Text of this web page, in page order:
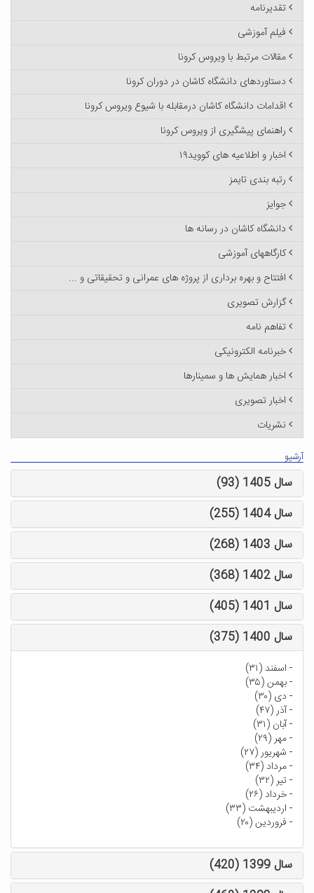
تقدیرنامه
فیلم آموزشی
مقالات مرتبط با ویروس کرونا
دستاوردهای دانشگاه کاشان در دوران کرونا
اقدامات دانشگاه کاشان درمقابله با شیوع ویروس کرونا
راهنمای پیشگیری از ویروس کرونا
اخبار و اطلاعیه های کووید۱۹
رتبه بندی تایمز
جوایز
دانشگاه کاشان در رسانه ها
کارگاههای آموزشی
افتتاح و بهره برداری از پروژه های عمرانی و تحقیقاتی و ...
گزارش تصویری
تفاهم نامه
خبرنامه الکترونیکی
اخبار همایش ها و سمینارها
اخبار تصویری
نشریات
آرشیو
سال 1405 (93)
سال 1404 (255)
سال 1403 (268)
سال 1402 (368)
سال 1401 (405)
سال 1400 (375)
- اسفند (۳۱)
-بهمن (۳۵)
- دی (۳۰)
-آذر (۴۷)
-آبان (۳۱)
-مهر (۲۹)
- شهریور (۲۷)
-مرداد (۳۴)
-تیر (۳۲)
-خرداد (۲۶)
- اردیبهشت (۳۳)
- فروردین (۲۰)
سال 1399 (420)